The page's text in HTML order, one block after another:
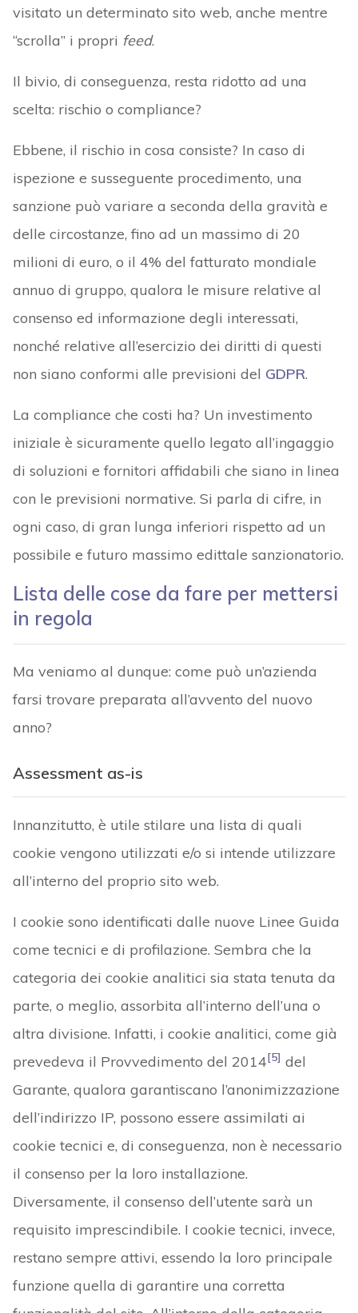
visitato un determinato sito web, anche mentre
“scrolla” i propri feed.
Il bivio, di conseguenza, resta ridotto ad una
scelta: rischio o compliance?
Ebbene, il rischio in cosa consiste? In caso di
ispezione e susseguente procedimento, una
sanzione può variare a seconda della gravità e
delle circostanze, fino ad un massimo di 20
milioni di euro, o il 4% del fatturato mondiale
annuo di gruppo, qualora le misure relative al
consenso ed informazione degli interessati,
nonché relative all’esercizio dei diritti di questi
non siano conformi alle previsioni del GDPR.
La compliance che costi ha? Un investimento
iniziale è sicuramente quello legato all’ingaggio
di soluzioni e fornitori affidabili che siano in linea
con le previsioni normative. Si parla di cifre, in
ogni caso, di gran lunga inferiori rispetto ad un
possibile e futuro massimo edittale sanzionatorio.
Lista delle cose da fare per mettersi
in regola
Ma veniamo al dunque: come può un’azienda
farsi trovare preparata all’avvento del nuovo
anno?
Assessment as-is
Innanzitutto, è utile stilare una lista di quali
cookie vengono utilizzati e/o si intende utilizzare
all’interno del proprio sito web.
I cookie sono identificati dalle nuove Linee Guida
come tecnici e di profilazione. Sembra che la
categoria dei cookie analitici sia stata tenuta da
parte, o meglio, assorbita all’interno dell’una o
altra divisione. Infatti, i cookie analitici, come già
prevedeva il Provvedimento del 2014[5] del
Garante, qualora garantiscano l’anonimizzazione
dell’indirizzo IP, possono essere assimilati ai
cookie tecnici e, di conseguenza, non è necessario
il consenso per la loro installazione.
Diversamente, il consenso dell’utente sarà un
requisito imprescindibile. I cookie tecnici, invece,
restano sempre attivi, essendo la loro principale
funzione quella di garantire una corretta